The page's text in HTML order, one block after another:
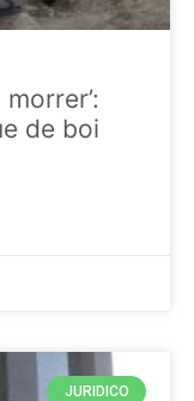
de boi
JURIDICO